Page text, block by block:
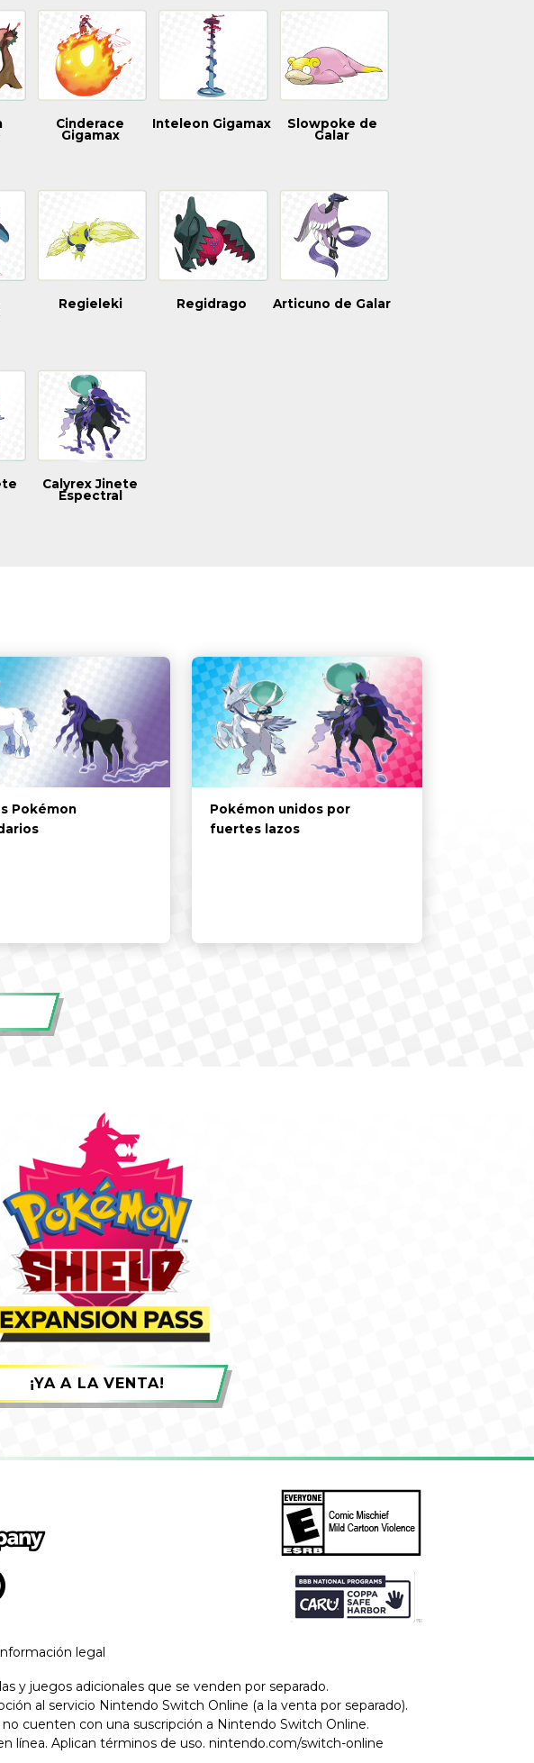
Cinderace
Gigamax
Inteleon Gigamax
Slowpoke de
Galar
Regieleki Regidrago Articuno de Galar
Calyrex Jinete
Espectral
Pokémon
Pokémon unidos por
fuertes lazos
¡YA A LA VENTA!
legal
y juegos adicionales que se venden por separado.
al servicio Nintendo Switch Online (a la venta por separado).
cuenten con una suscripción a Nintendo Switch Online.
línea. Aplican términos de uso. nintendo.com/switch-online